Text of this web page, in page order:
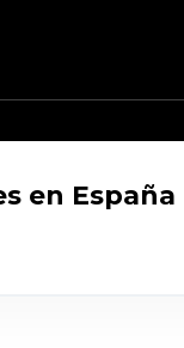
en España